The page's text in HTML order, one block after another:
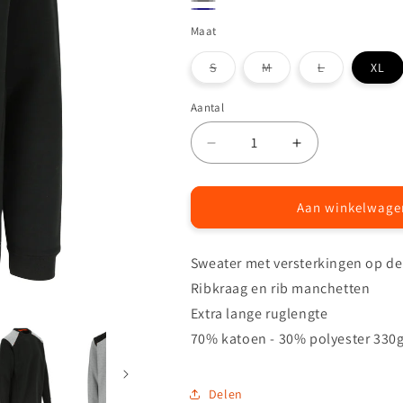
Zwart
Gemeleerd
grijs
Maat
SVariant
uitverkocht
niet
beschikbaar
MVariant
uitverkocht
LVariant
uitverkocht
XL
Aantal
Aantal
Aantal
verlagen
voor
sweater
Aantal
verhogen
voor
Artemis
sweater
Aan
Sweater met versterkingen op
Ribkraag en rib manchetten
Extra lange ruglengte
70% katoen - 30% polyester
Delen